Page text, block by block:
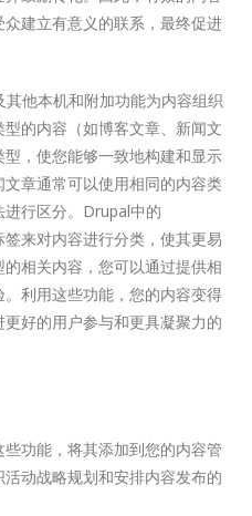
建立有意义的联系，最终促进
他本机和附加功能为内容组织
的内容（如博客文章、新闻文
，使您能够一致地构建和显示
章通常可以使用相同的内容类
行区分。Drupal中的
来对内容进行分类，使其更易
相关内容，您可以通过提供相
利用这些功能，您的内容变得
好的用户参与和更具凝聚力的
功能，将其添加到您的内容管
动战略规划和安排内容发布的